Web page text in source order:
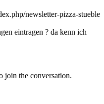
newsletter-pizza-stueble
eintragen ? da kenn ich
join the conversation.